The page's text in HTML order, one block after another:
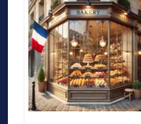
Paris